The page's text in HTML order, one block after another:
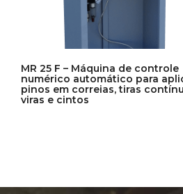
MR 25 F – Máquina de controle
numérico automático para
pinos em correias, tiras
viras e cintos